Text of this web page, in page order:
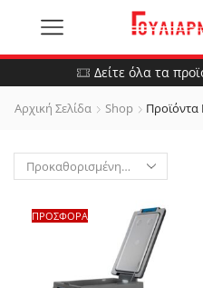
Δείτε όλα τα
Αρχική Σελίδα Shop Προϊόντα
ΠΡΟΣΦΟΡΑ